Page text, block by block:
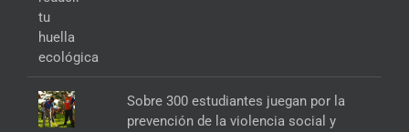
Sobre 300 estudiantes juegan por la
prevención de la violencia social y